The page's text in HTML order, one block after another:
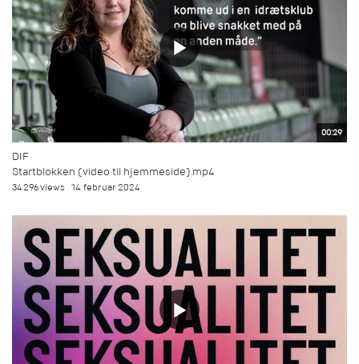
00:29
DIF
Startblokken (video til hjemmeside).mp4
34.296 views 14. februar 2024